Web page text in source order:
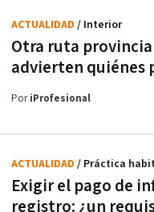
Otra ruta
advierten quiénes
ACTUALIDAD / Interior
PoriProfesional
Exigir el pago de
registro: ¿un
ACTUALIDAD / Práctica